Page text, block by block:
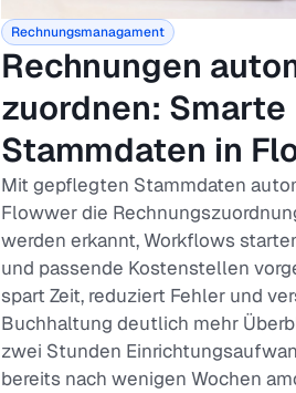
Rechnungsmanagament
Rechnungen
zuordnen: Smarte
Stammdaten in
Mit gepflegten Stammdaten
Flowwer die
werden erkannt, Workflows
und passende Kostenstellen
spart Zeit, reduziert Fehler und
Buchhaltung deutlich mehr
zwei Stunden
bereits nach wenigen Wochen